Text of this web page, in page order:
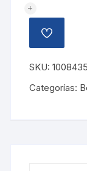
ROJO
cantidad
AÑADIR
A
LISTA
DE
DESEOS
SKU:
Categorías: